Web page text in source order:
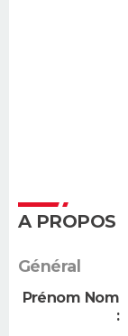
A PROPOS
Général
Prénom Nom
: